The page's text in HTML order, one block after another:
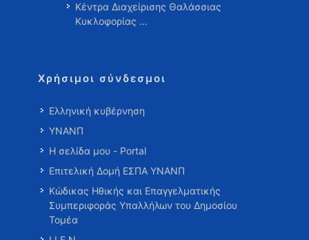
Κέντρα Διαχείρισης Θαλάσσιας
Κυκλοφορίας …
Χρήσιμοι σύνδεσμοι
Ελληνική κυβέρνηση
ΥΝΑΝΠ
Η σελίδα μου - Portal
Επιτελική Δομή ΕΣΠΑ ΥΝΑΝΠ
Κώδικας Ηθικής και Επαγγελματικής
Συμπεριφοράς Υπαλλήλων του Δημοσίου
Τομέα